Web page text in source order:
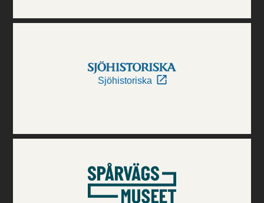
Sjöhistoriska